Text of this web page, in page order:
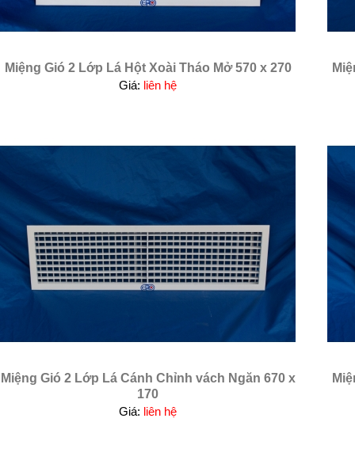
Miệng Gió 2 Lớp Lá Hột Xoài Tháo Mở 570 x 270
Giá: liên hệ
Miệng Gió 2 Lớp Lá Cánh Chỉnh vách Ngăn 670 x
170
Giá: liên hệ